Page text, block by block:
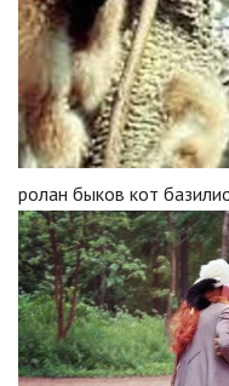
ролан быков кот